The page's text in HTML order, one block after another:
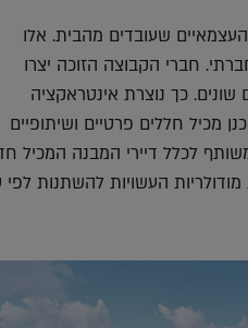
שעובדים מהבית. אלו
חברי הקבוצה הזוכה יצרו
כך נוצרת אינטראקציה
מכיל חללים פרטיים ושיתופיים
לכלל דיירי המבנה המכיל
העשויות להשתנות לפי